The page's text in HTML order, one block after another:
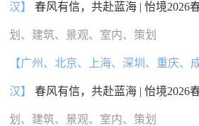
汉】 春风有信，共赴蓝海 | 怡境2026
划、建筑、景观、室内、策划
【广州、北京、上海、深圳、重庆、
汉】 春风有信，共赴蓝海 | 怡境2026
划、建筑、景观、室内、策划